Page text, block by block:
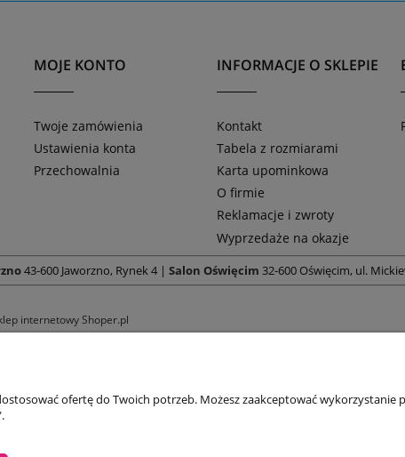
MOJE KONTO
Twoje zamówienia
Ustawienia konta
Przechowalnia
INFORMACJE O SKLEPIE
Kontakt
Tabela z rozmiarami
Karta upominkowa
O firmie
Reklamacje i zwroty
Wyprzedaże na okazje
43-600 Jaworzno, Rynek 4 | Salon Oświęcim 32-600 Oświęcim, ul.
internetowy Shoper.pl
ofertę do Twoich potrzeb. Możesz zaakceptować wykorzystanie